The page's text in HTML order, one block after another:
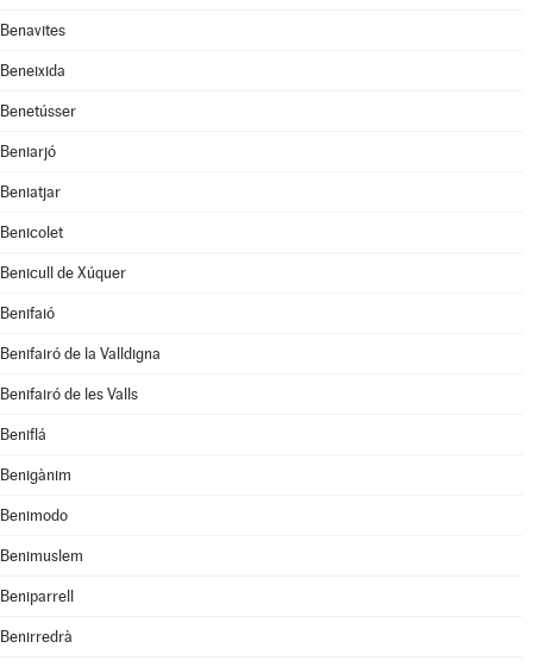
Benavites
Beneixida
Benetússer
Beniarjó
Beniatjar
Benicolet
Benicull de Xúquer
Benifaió
Benifairó de la Valldigna
Benifairó de les Valls
Beniflá
Benigànim
Benimodo
Benimuslem
Beniparrell
Benirredrà